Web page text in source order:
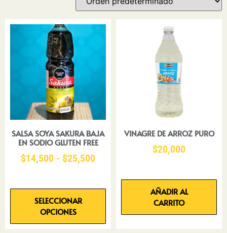
SALSA SOYA SAKURA BAJA
EN SODIO GLUTEN FREE
$14,500 - $25,500
SELECCIONAR
OPCIONES
VINAGRE DE ARROZ PURO
$20,000
AÑADIR AL
CARRITO